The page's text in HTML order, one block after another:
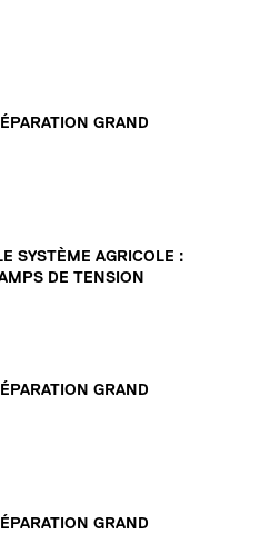
GRAND
SYSTÈME AGRICOLE :
DE TENSION
GRAND
GRAND